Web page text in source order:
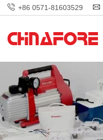
+86 0571-81603529